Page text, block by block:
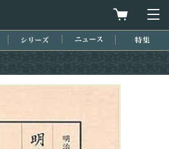
買物カゴを
近刊情報 シリーズ ニュース